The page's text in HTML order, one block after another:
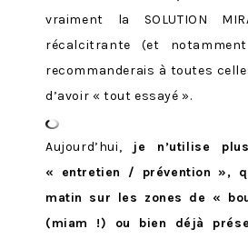
vraiment la SOLUTION
récalcitrante (et
recommanderais à toutes
d’avoir « tout essayé ».
Aujourd’hui, je n’utilise
« entretien / prévention »,
matin sur les zones de «
(miam !) ou bien déjà